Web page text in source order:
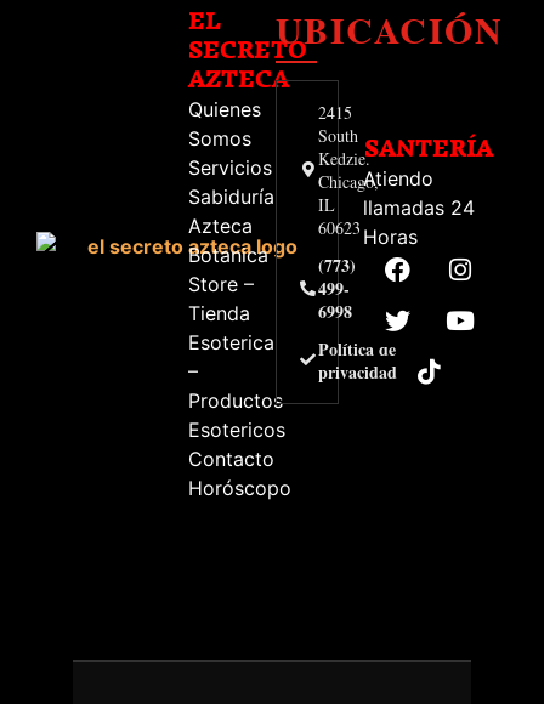
EL
SECRETO
AZTECA
Quienes
Somos
Servicios
Sabiduría
Azteca
Botanica
Store –
Tienda
Esoterica
–
Productos
Esotericos
Contacto
Horóscopo
UBICACIÓN
2415
South
Kedzie.
Chicago,
IL
60623
(773)
499-
6998
Política de
privacidad
SANTERÍA
Atiendo
llamadas 24
Horas